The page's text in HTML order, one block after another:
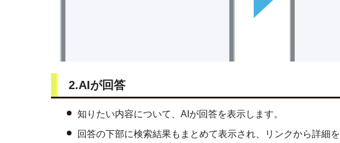
2.AIが回答
知りたい内容について、AIが回答を表示します。
回答の下部に検索結果もまとめて表示され、リンクから詳細を